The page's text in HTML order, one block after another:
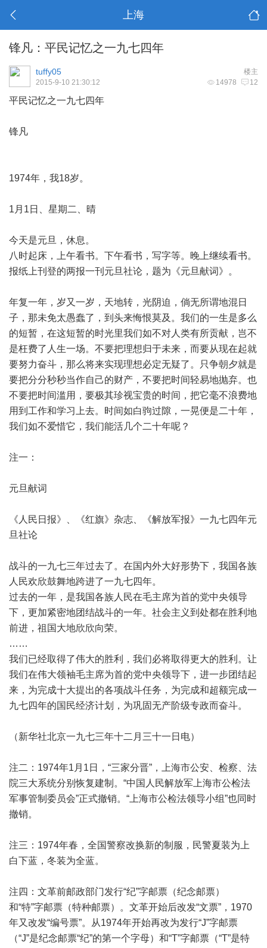
上海
锋凡：平民记忆之一九七四年
楼主
tuffy05
14978 12
2015-9-10 21:30:12
平民记忆之一九七四年
锋凡
1974年，我18岁。
1月1日、星期二、晴
今天是元旦，休息。
八时起床，上午看书。下午看书，写字等。晚上继续看书。
报纸上刊登的两报一刊元旦社论，题为《元旦献词》。
年复一年，岁又一岁，天地转，光阴迫，倘无所谓地混日
子，那未免太愚蠢了，到头来悔恨莫及。我们的一生是多么
的短暂，在这短暂的时光里我们如不对人类有所贡献，岂不
是枉费了人生一场。不要把理想归于未来，而要从现在起就
要努力奋斗，那么将来实现理想必定无疑了。只争朝夕就是
要把分分秒秒当作自己的财产，不要把时间轻易地抛弃。也
不要把时间滥用，要极其珍视宝贵的时间，把它毫不浪费地
用到工作和学习上去。时间如白驹过隙，一晃便是二十年，
我们如不爱惜它，我们能活几个二十年呢？
注一：
元旦献词
《人民日报》、《红旗》杂志、《解放军报》一九七四年元
旦社论
战斗的一九七三年过去了。在国内外大好形势下，我国各族
人民欢欣鼓舞地跨进了一九七四年。
过去的一年，是我国各族人民在毛主席为首的党中央领导
下，更加紧密地团结战斗的一年。社会主义到处都在胜利地
前进，祖国大地欣欣向荣。
……
我们已经取得了伟大的胜利，我们必将取得更大的胜利。让
我们在伟大领袖毛主席为首的党中央领导下，进一步团结起
来，为完成十大提出的各项战斗任务，为完成和超额完成一
九七四年的国民经济计划，为巩固无产阶级专政而奋斗。
（新华社北京一九七三年十二月三十一日电）
注二：1974年1月1日，“三家分晋”，上海市公安、检察、法
院三大系统分别恢复建制。“中国人民解放军上海市公检法
军事管制委员会”正式撤销。“上海市公检法领导小组”也同时
撤销。
注三：1974年春，全国警察改换新的制服，民警夏装为上
白下蓝，冬装为全蓝。
注四：文革前邮政部门发行“纪”字邮票（纪念邮票）
和“特”字邮票（特种邮票）。文革开始后改发“文票”，1970
年又改发“编号票”。从1974年开始再改为发行“J”字邮票
（“J”是纪念邮票“纪”的第一个字母）和“T”字邮票（“T”是特